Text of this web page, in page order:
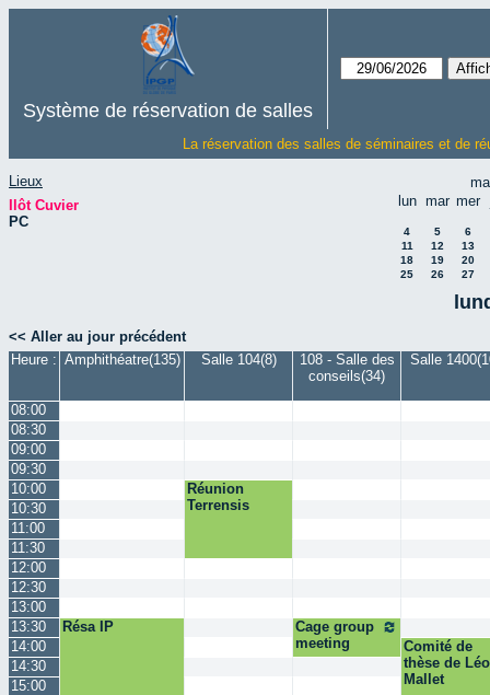
Système de réservation de salles
La réservation des salles de séminaires et de
Lieux
Ilôt Cuvier
PC
lun mar mer
4 5
6
11
12
13
18
19
20
25
26 27
<< Aller au jour précédent
Heure : Amphithéatre(135) Salle 104(8)
108 - Salle des
conseils(34)
Salle
08:00
08:30
09:00
09:30
10:00
Réunion
Terrensis
10:30
11:00
11:30
12:00
12:30
13:00
13:30
Résa IP
Cage group
meeting
14:00
Comité de
thèse de Léo
Mallet
14:30
15:00